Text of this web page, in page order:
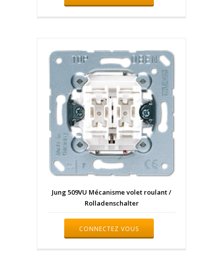
Jung 509VU Mécanisme volet roulant /
Rolladenschalter
CONNECTEZ VOUS